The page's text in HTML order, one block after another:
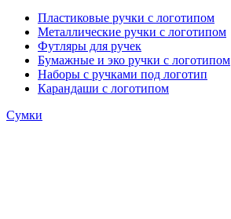
Пластиковые ручки с логотипом
Металлические ручки с логотипом
Футляры для ручек
Бумажные и эко ручки с логотипом
Наборы с ручками под логотип
Карандаши с логотипом
Сумки